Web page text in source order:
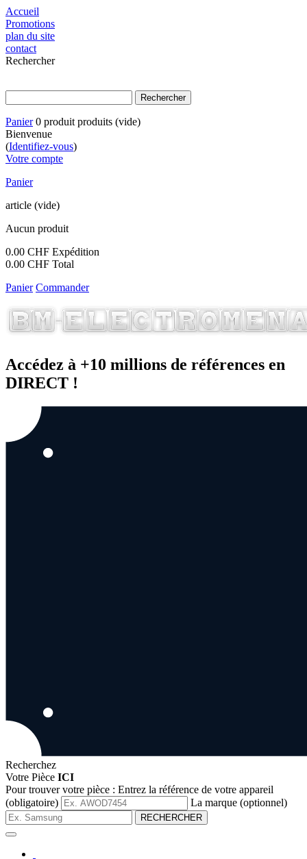
Accueil
Promotions
plan du site
contact
Rechercher
Panier 0 produit produits (vide)
Bienvenue
(Identifiez-vous)
Votre compte
Panier
article (vide)
Aucun produit
0.00 CHF Expédition
0.00 CHF Total
Panier Commander
Accédez à +10 millions de références en
DIRECT !
Recherchez
Votre Pièce ICI
Pour trouver votre pièce : Entrez la référence de votre appareil
(obligatoire)
La marque (optionnel)
RECHERCHER